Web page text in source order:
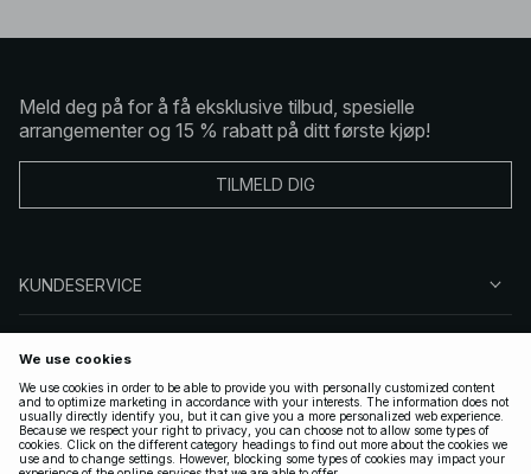
Meld deg på for å få eksklusive tilbud, spesielle
arrangementer og 15 % rabatt på ditt første kjøp!
TILMELD DIG
KUNDESERVICE
FØLG OSS
LOVLIG